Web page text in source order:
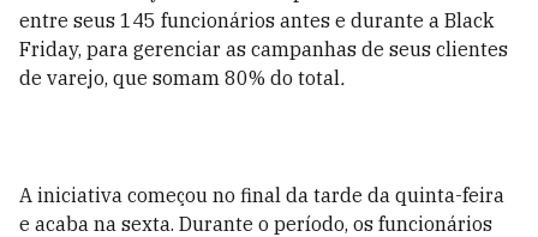
entre seus 145 funcionários antes e durante a Black
Friday, para gerenciar as campanhas de seus clientes
de varejo, que somam 80% do total.
A iniciativa começou no final da tarde da quinta-feira
e acaba na sexta. Durante o período, os funcionários